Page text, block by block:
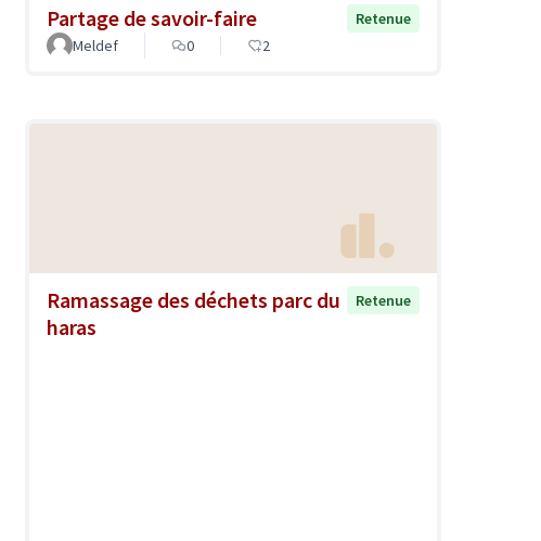
Partage de savoir-faire
Retenue
Meldef
0 2
Ramassage des déchets parc du
haras
Retenue